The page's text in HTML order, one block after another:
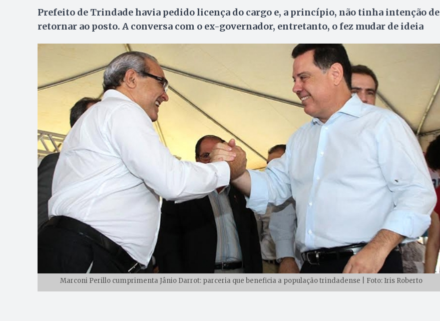
Prefeito de Trindade havia pedido licença do cargo e, a princípio, não tinha intenção de
retornar ao posto. A conversa com o ex-governador, entretanto, o fez mudar de ideia
Marconi Perillo cumprimenta Jânio Darrot: parceria que beneficia a população trindadense | Foto: Iris Roberto